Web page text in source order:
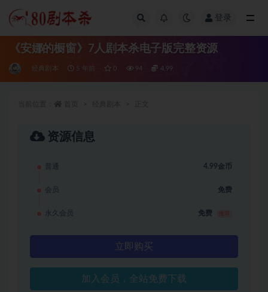
登录
《安娜的橱窗》7人剧本杀电子版完整资源
经典剧本 5 年前 0 94 4.99
资源信息
普通 4.99金币
会员 免费
永久会员 免费
立即购买
加入会员，全站免费下载